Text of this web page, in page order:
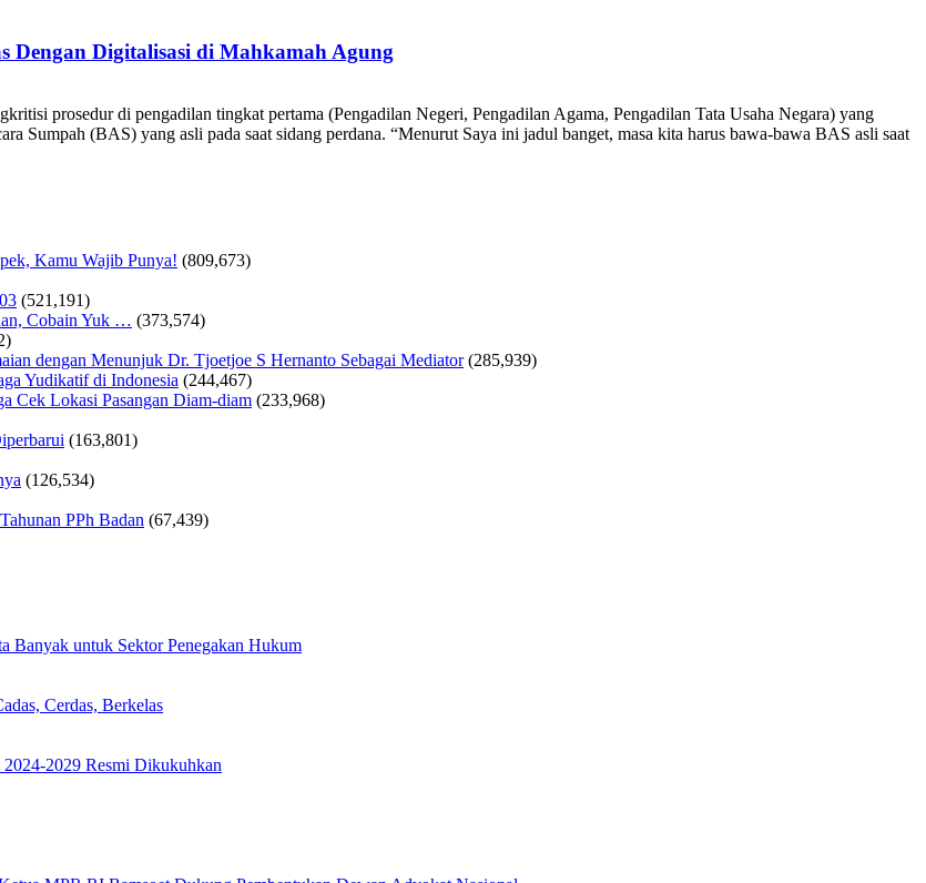
Digitalisasi di Mahkamah Agung
prosedur di pengadilan tingkat pertama (Pengadilan Negeri, Pengadilan Agama, Pengadilan Tata Usaha Negara) yang
Sumpah (BAS) yang asli pada saat sidang perdana. “Menurut Saya ini jadul banget, masa kita harus bawa-bawa BAS asli saat
Kamu Wajib Punya! (809,673)
(521,191)
Cobain Yuk … (373,574)
dengan Menunjuk Dr. Tjoetjoe S Hernanto Sebagai Mediator (285,939)
Yudikatif di Indonesia (244,467)
Cek Lokasi Pasangan Diam-diam (233,968)
(163,801)
(126,534)
PPh Badan (67,439)
Banyak untuk Sektor Penegakan Hukum
Cerdas, Berkelas
2029 Resmi Dikukuhkan